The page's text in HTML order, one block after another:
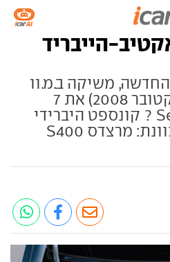
לאחר הצגת סדרה 7 החדשה, משיקה ב.מ.וו
בתערוכת פאריז (אוקטובר 2008) את 7
Series ActiveHybrid ? קונספט היברידי
לספינת הדגל. על הכוונת: מרצדס S400